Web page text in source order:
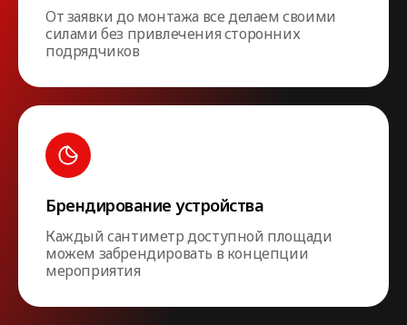
От заявки до монтажа все делаем своими
силами без привлечения сторонних
подрядчиков
Брендирование устройства
Каждый сантиметр доступной площади
можем забрендировать в концепции
мероприятия